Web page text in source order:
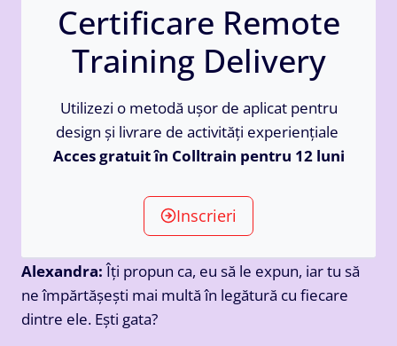
Certificare Remote
Training Delivery
Utilizezi o metodă ușor de aplicat pentru
design și livrare de activități experiențiale
Acces gratuit în Colltrain pentru 12 luni
Inscrieri
Alexandra:Îți propun ca, eu să le expun, iar tu să
ne împărtășești mai multă în legătură cu fiecare
dintre ele. Ești gata?